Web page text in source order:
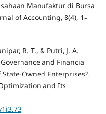
Manufaktur di Bursa
of Accounting, 8(4), 1–
R. T., & Putri, J. A.
and Financial
Owned Enterprises?.
and Its